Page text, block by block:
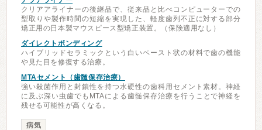
クリアアライナーの後継品で、従来品と比べコンピューターでの
型取りや製作時間の短縮を実現した、軽度歯列不正に対する部分
矯正用の日本製マウスピース型矯正装置。（保険適用なし）
ダイレクトボンディング
ハイブリッドセラミックという白いペースト状の材料で歯の機能
や見た目を修復する治療。
MTAセメント（歯髄保存治療）
強い殺菌作用と封鎖性を持つ水硬性の歯科用セメント素材。神経
に及ぶ深い虫歯でもMTAによる歯髄保存治療を行うことで神経を
残せる可能性が高くなる。
病気